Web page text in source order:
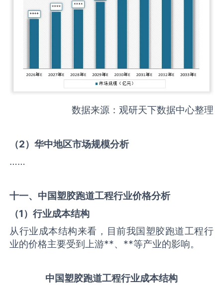
数据来源：观研天下数据中心整理
（2）华中地区市场规模分析
……
十一、中国塑胶跑道工程行业价格分析
（1）行业成本结构
从行业成本结构来看，目前我国塑胶跑道工程行
业的价格主要受到上游**、**等产业的影响。
中国塑胶跑道工程行业成本结构